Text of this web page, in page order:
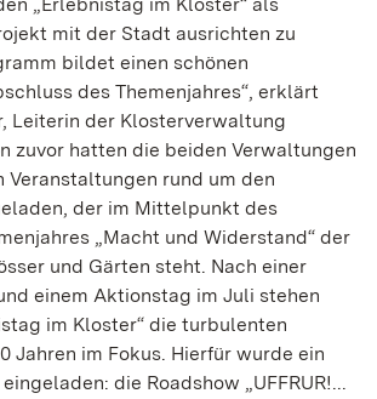
mit der Stadt ausrichten zu
bildet einen schönen
des Themenjahres“, erklärt
Leiterin der Klosterverwaltung
zuvor hatten die beiden Verwaltungen
Veranstaltungen rund um den
der im Mittelpunkt des
„Macht und Widerstand“ der
und Gärten steht. Nach einer
einem Aktionstag im Juli stehen
im Kloster“ die turbulenten
Jahren im Fokus. Hierfür wurde ein
die Roadshow „UFFRUR!...